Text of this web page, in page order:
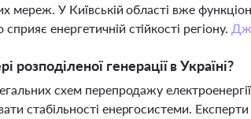
мереж. У Київській області вже
енергетичній стійкості регіону.
розподіленої генерації в Україні?
схем перепродажу
стабільності енергосистеми.